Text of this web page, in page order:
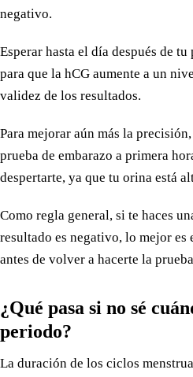
negativo.
Esperar hasta el día después de
para que la hCG aumente a un
validez de los resultados.
Para mejorar aún más la
prueba de embarazo a primera
despertarte, ya que tu orina está
Como regla general, si te haces
resultado es negativo, lo mejor es
antes de volver a hacerte la
¿Qué pasa si no sé
periodo?
La duración de los ciclos